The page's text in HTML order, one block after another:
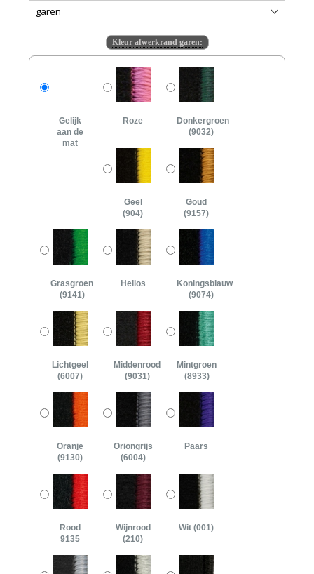
Kleur afwerkrand garen:
Gelijk
aan de
mat
Roze
Donkergroen
(9032)
Geel
(904)
Goud
(9157)
Grasgroen
(9141)
Helios
Koningsblauw
(9074)
Lichtgeel
(6007)
Middenrood
(9031)
Mintgroen
(8933)
Oranje
(9130)
Oriongrijs
(6004)
Paars
Rood
9135
Wijnrood
(210)
Wit (001)